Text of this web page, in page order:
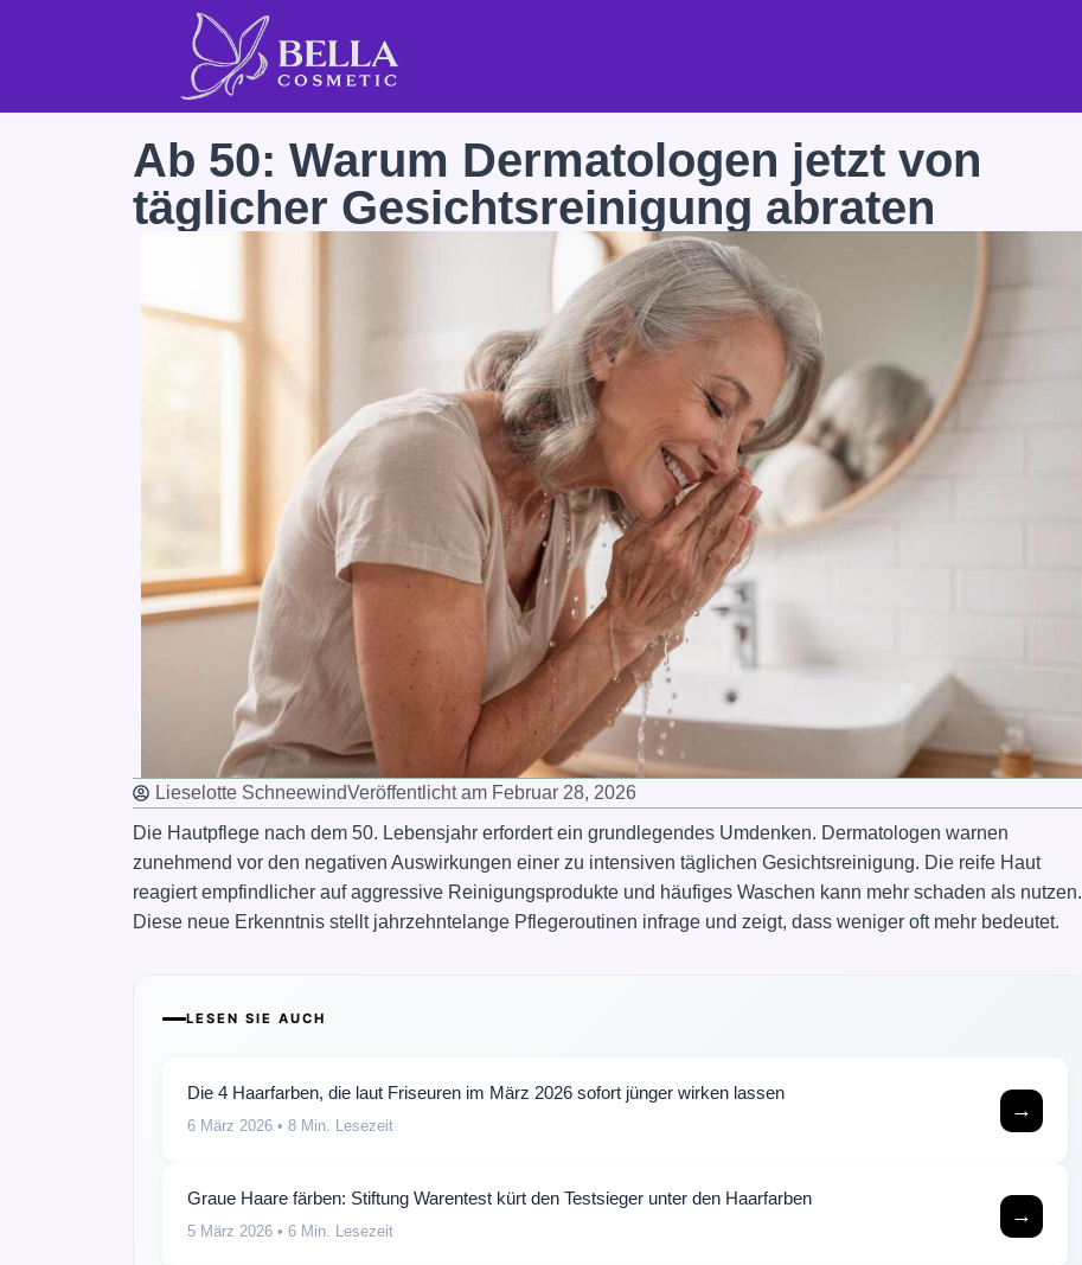
Ab 50: Warum Dermatologen jetzt von
täglicher Gesichtsreinigung abraten
Lieselotte SchneewindVeröffentlicht am Februar 28, 2026
Die Hautpflege nach dem 50. Lebensjahr erfordert ein grundlegendes Umdenken. Dermatologen warnen
zunehmend vor den negativen Auswirkungen einer zu intensiven täglichen Gesichtsreinigung. Die reife Haut
reagiert empfindlicher auf aggressive Reinigungsprodukte und häufiges Waschen kann mehr schaden als nutzen.
Diese neue Erkenntnis stellt jahrzehntelange Pflegeroutinen infrage und zeigt, dass weniger oft mehr bedeutet.
LESEN SIE AUCH
Die 4 Haarfarben, die laut Friseuren im März 2026 sofort jünger wirken lassen
6 März 2026 • 8 Min. Lesezeit
→
Graue Haare färben: Stiftung Warentest kürt den Testsieger unter den Haarfarben
5 März 2026 • 6 Min. Lesezeit
→